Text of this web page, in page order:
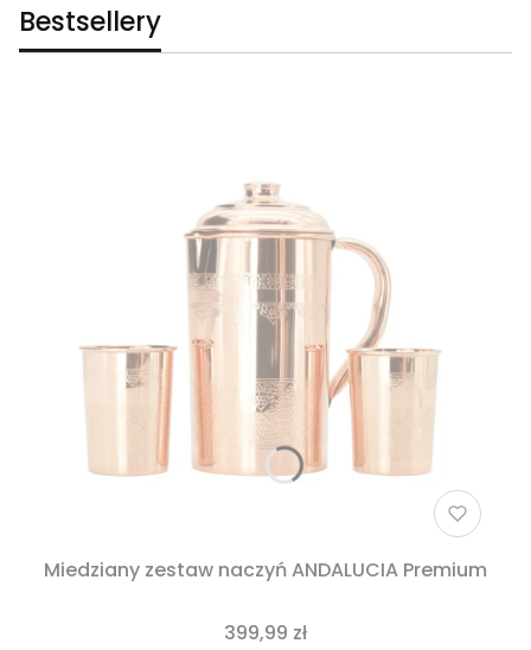
Bestsellery
Miedziany zestaw naczyń ANDALUCIA Premium
399,99 zł